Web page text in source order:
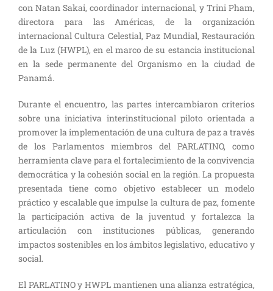
con Natan Sakai, coordinador internacional, y Trini Pham,
directora para las Américas, de la organización
internacional Cultura Celestial, Paz Mundial, Restauración
de la Luz (HWPL), en el marco de su estancia institucional
en la sede permanente del Organismo en la ciudad de
Panamá.
Durante el encuentro, las partes intercambiaron criterios
sobre una iniciativa interinstitucional piloto orientada a
promover la implementación de una cultura de paz a través
de los Parlamentos miembros del PARLATINO, como
herramienta clave para el fortalecimiento de la convivencia
democrática y la cohesión social en la región. La propuesta
presentada tiene como objetivo establecer un modelo
práctico y escalable que impulse la cultura de paz, fomente
la participación activa de la juventud y fortalezca la
articulación con instituciones públicas, generando
impactos sostenibles en los ámbitos legislativo, educativo y
social.
El PARLATINO y HWPL mantienen una alianza estratégica,